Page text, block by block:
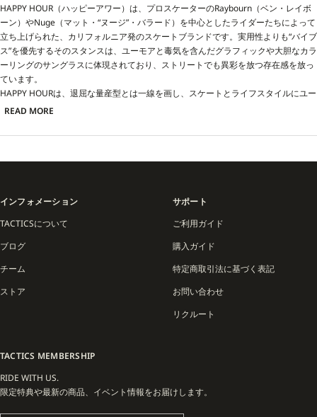
HAPPY HOUR（ハッピーアワー）は、プロスケーターのRaybourn（ベン・レイボ
ーン）やNuge（マット・“ヌージ”・バラード）を中心としたライダーたちによって
立ち上げられた、カリフォルニア発のスケートブランドです。実用性よりも“バイブ
ス”を優先するそのスタンスは、ユーモアと毒気を含んだグラフィックや大胆なカラ
ーリングのサングラスに体現されており、ストリートでも異彩を放つ存在感を放っ
ています。
HAPPY HOURは、退屈な量産型とは一線を画し、スケートとライフスタイルにユー
モアと反骨精神を吹き込むリアルなスケーターズブランドとして注目されていま
READ MORE
インフォメーション
TACTICSについて
ブログ
チーム
ストア
サポート
ご利用ガイド
購入ガイド
特定商取引法に基づく表記
お問い合わせ
リクルート
TACTICS MEMBERSHIP
RIDE WITH US.
限定特典や最新の商品、イベント情報をお届けします。